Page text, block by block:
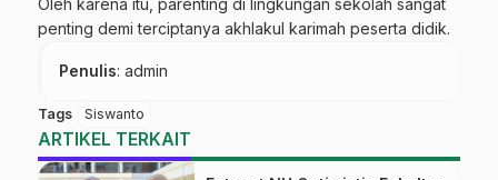
penting demi terciptanya akhlakul karimah peserta didik.
Penulis: admin
Tags Siswanto
ARTIKEL TERKAIT